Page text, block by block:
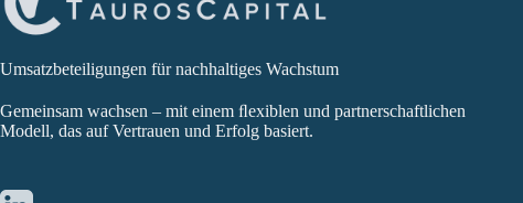
Umsatzbeteiligungen für nachhaltiges Wachstum
Gemeinsam wachsen – mit einem ﬂexiblen und partnerschaftlichen
Modell, das auf Vertrauen und Erfolg basiert.